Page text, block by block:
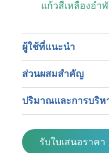
แก้วสีเหลืองอำ
ผู้ใช้ที่แนะนำ
ส่วนผสมสำคัญ
ปริมาณและการบริห
รับใบเสนอราคา